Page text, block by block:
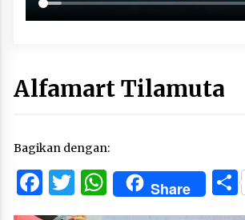
Alfamart Tilamuta
Bagikan dengan:
Facebook
Twitter
WhatsApp
Share